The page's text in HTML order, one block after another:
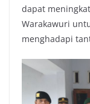
dapat
Warakawuri
menghadapi